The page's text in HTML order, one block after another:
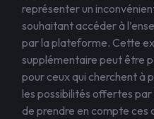
représenter un
souhaitant accéder à
par la plateforme. Cette
supplémentaire peut être
pour ceux qui cherchent à
les possibilités offertes
de prendre en compte ces